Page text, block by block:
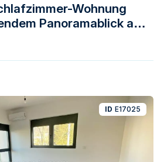
Wohnung
Panoramablick auf
ID E17025